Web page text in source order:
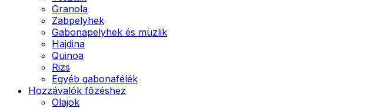
Granola
Zabpelyhek
Gabonapelyhek és müzlik
Hajdina
Quinoa
Rizs
Egyéb gabonafélék
Hozzávalók főzéshez
Olajok